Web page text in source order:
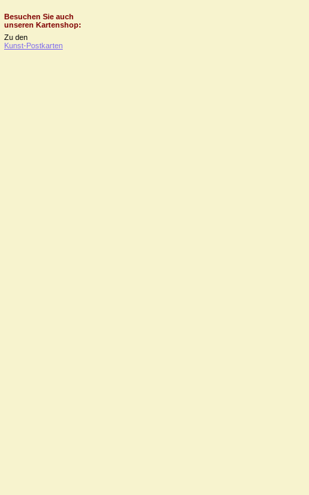
Besuchen Sie auch
unseren Kartenshop:
Zu den
Kunst-Postkarten